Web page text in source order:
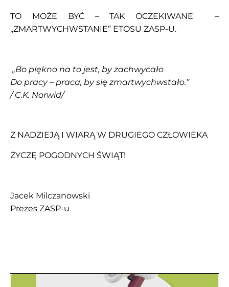
TO MOŻE BYĆ – TAK OCZEKIWANE –
„ZMARTWYCHWSTANIE” ETOSU ZASP-U.
„Bo piękno na to jest, by zachwycało
Do pracy – praca, by się zmartwychwstało.”
/ C.K. Norwid/
Z NADZIEJĄ I WIARĄ W DRUGIEGO CZŁOWIEKA
ŻYCZĘ POGODNYCH ŚWIĄT!
Jacek Milczanowski
Prezes ZASP-u